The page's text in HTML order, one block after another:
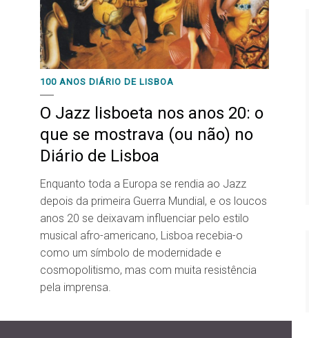
100 ANOS DIÁRIO DE LISBOA
O Jazz lisboeta nos anos 20: o
que se mostrava (ou não) no
Diário de Lisboa
Enquanto toda a Europa se rendia ao Jazz
depois da primeira Guerra Mundial, e os loucos
anos 20 se deixavam influenciar pelo estilo
musical afro-americano, Lisboa recebia-o
como um símbolo de modernidade e
cosmopolitismo, mas com muita resistência
pela imprensa.